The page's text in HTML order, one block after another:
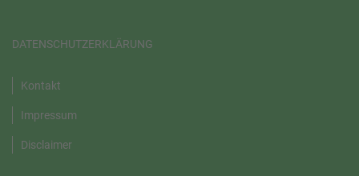
DATENSCHUTZERKLÄRUNG
Kontakt
Impressum
Disclaimer